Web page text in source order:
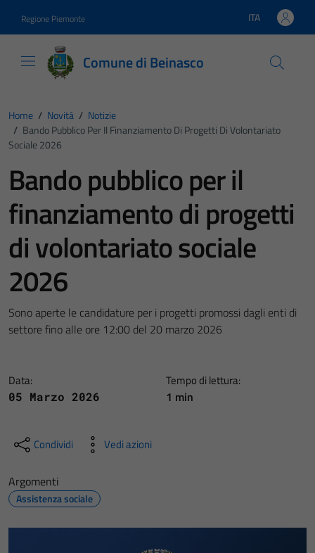
Regione Piemonte Lingua attiva:
ITA
Comune di Beinasco
Home / Novità / Notizie
/ Bando Pubblico Per Il Finanziamento Di Progetti Di Volontariato
Sociale 2026
Bando pubblico per il
finanziamento di progetti
di volontariato sociale
2026
Sono aperte le candidature per i progetti promossi dagli enti di
settore fino alle ore 12:00 del 20 marzo 2026
Data:
05 Marzo 2026
Tempo di lettura:
1 min
Condividi Vedi azioni
Argomenti
Assistenza sociale